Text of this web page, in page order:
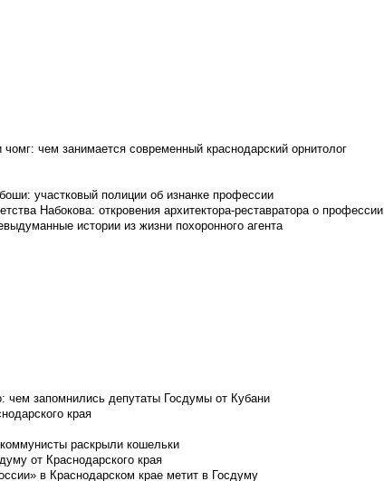
чем занимается современный краснодарский орнитолог
участковый полиции об изнанке профессии
Набокова: откровения архитектора-реставратора о профессии
истории из жизни похоронного агента
чем запомнились депутаты Госдумы от Кубани
края
раскрыли кошельки
от Краснодарского края
в Краснодарском крае метит в Госдуму